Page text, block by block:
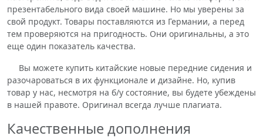
презентабельного вида своей машине. Но мы уверены за
свой продукт. Товары поставляются из Германии, а перед
тем проверяются на пригодность. Они оригинальны, а это
еще один показатель качества.
Вы можете купить китайские новые передние сидения и
разочароваться в их функционале и дизайне. Но, купив
товар у нас, несмотря на б/у состояние, вы будете убеждены
в нашей правоте. Оригинал всегда лучше плагиата.
Качественные дополнения